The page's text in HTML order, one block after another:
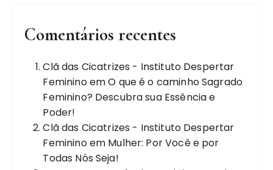
Comentários recentes
Clã das Cicatrizes - Instituto Despertar
FemininoemO que é o caminho Sagrado
Feminino? Descubra sua Essência e
Poder!
Clã das Cicatrizes - Instituto Despertar
Femininoem Mulher: Por Você e por
Todas Nós Seja!